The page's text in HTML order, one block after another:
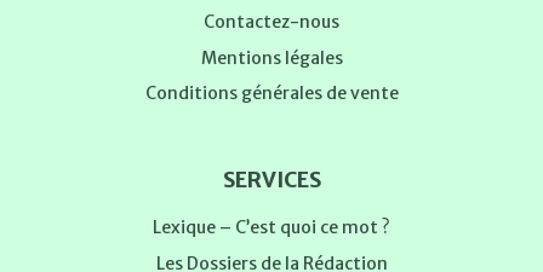
Contactez-nous
Mentions légales
Conditions générales de vente
SERVICES
Lexique – C’est quoi ce mot ?
Les Dossiers de la Rédaction